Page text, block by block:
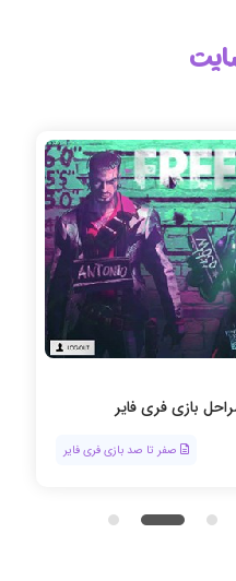
بازی فری فایر
صفر تا صد بازی فری فایر